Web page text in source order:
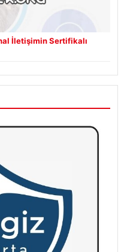
İletişimin Sertifikalı